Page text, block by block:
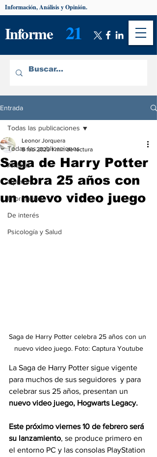
Informe 21
Información, Análisis y Opinión.
Entrada
Todas las publicaciones
Análisis
Opinión
Información
De interés
Psicología y Salud
Todas las publicaciones
Saga de Harry Potter
celebra 25 años con
un nuevo video juego
Leonor Jorquera
8 feb 2023 1 min de lectura
Saga de Harry Potter celebra 25 años con un
nuevo video juego. Foto: Captura Youtube
La Saga de Harry Potter sigue vigente
para muchos de sus seguidores  y para
celebrar sus 25 años, presentan un
nuevo video juego, Hogwarts Legacy.
Este próximo viernes 10 de febrero será
su lanzamiento, se produce primero en
el entorno PC y las consolas PlayStation